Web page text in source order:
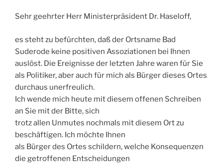
Sehr geehrter Herr Ministerpräsident Dr. Haseloff,
es steht zu befürchten, daß der Ortsname Bad
Suderode keine positiven Assoziationen bei Ihnen
auslöst. Die Ereignisse der letzten Jahre waren für Sie
als Politiker, aber auch für mich als Bürger dieses Ortes
durchaus unerfreulich.
Ich wende mich heute mit diesem offenen Schreiben
an Sie mit der Bitte, sich
trotz allen Unmutes nochmals mit diesem Ort zu
beschäftigen. Ich möchte Ihnen
als Bürger des Ortes schildern, welche Konsequenzen
die getroffenen Entscheidungen